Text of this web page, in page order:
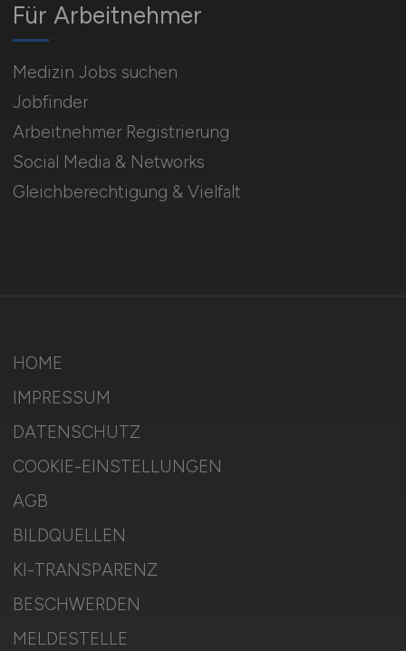
Für Arbeitnehmer
Medizin Jobs suchen
Jobfinder
Arbeitnehmer Registrierung
Social Media & Networks
Gleichberechtigung & Vielfalt
HOME
IMPRESSUM
DATENSCHUTZ
COOKIE-EINSTELLUNGEN
AGB
BILDQUELLEN
KI-TRANSPARENZ
BESCHWERDEN
MELDESTELLE